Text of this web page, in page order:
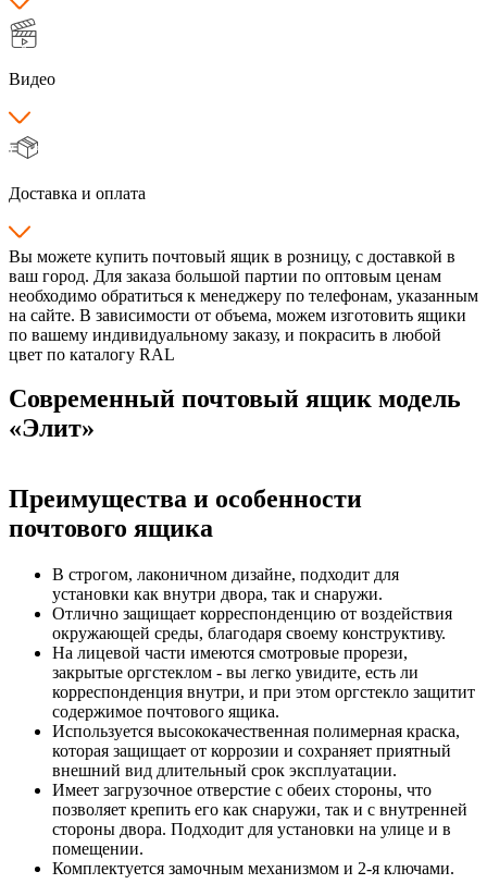
Видео
Доставка и оплата
Вы можете купить почтовый ящик в розницу, с доставкой в
ваш город. Для заказа большой партии по оптовым ценам
необходимо обратиться к менеджеру по телефонам, указанным
на сайте. В зависимости от объема, можем изготовить ящики
по вашему индивидуальному заказу, и покрасить в любой
цвет по каталогу RAL
Современный почтовый ящик модель
«Элит»
Преимущества и особенности
почтового ящика
В строгом, лаконичном дизайне, подходит для
установки как внутри двора, так и снаружи.
Отлично защищает корреспонденцию от воздействия
окружающей среды, благодаря своему конструктиву.
На лицевой части имеются смотровые прорези,
закрытые оргстеклом - вы легко увидите, есть ли
корреспонденция внутри, и при этом оргстекло защитит
содержимое почтового ящика.
Используется высококачественная полимерная краска,
которая защищает от коррозии и сохраняет приятный
внешний вид длительный срок эксплуатации.
Имеет загрузочное отверстие с обеих стороны, что
позволяет крепить его как снаружи, так и с внутренней
стороны двора. Подходит для установки на улице и в
помещении.
Комплектуется замочным механизмом и 2-я ключами.